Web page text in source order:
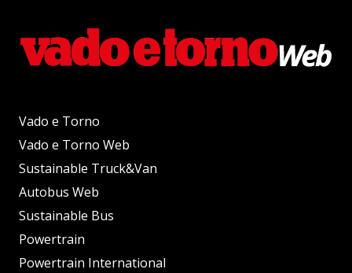
Vado e Torno
Vado e Torno Web
Sustainable Truck&Van
Autobus Web
Sustainable Bus
Powertrain
Powertrain International